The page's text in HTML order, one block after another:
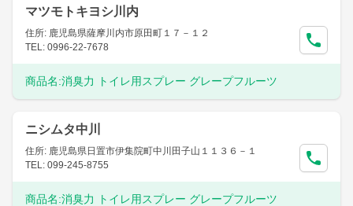
マツモトキヨシ川内
住所: 鹿児島県薩摩川内市原田町１７－１２
TEL: 0996-22-7678
商品名:消臭力 トイレ用スプレー グレープフルーツ
ニシムタ中川
住所: 鹿児島県日置市伊集院町中川田子山１１３６－１
TEL: 099-245-8755
商品名:消臭力 トイレ用スプレー グレープフルーツ